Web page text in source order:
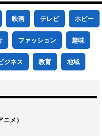
映画 テレビ ホビー
ファッション 趣味
ジネス 教育 地域
メ）